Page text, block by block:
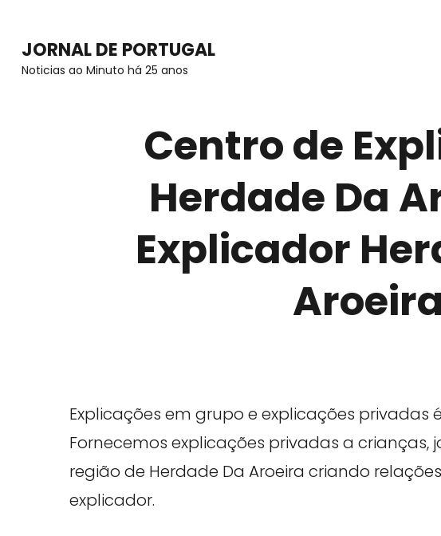
content
JORNAL DE PORTUGAL
Noticias ao Minuto há 25 anos
Centro de
Herdade Da
Explicador
Aroeira
Explicações em grupo e explicações privadas
Fornecemos explicações privadas a crianças,
região de Herdade Da Aroeira criando
explicador.